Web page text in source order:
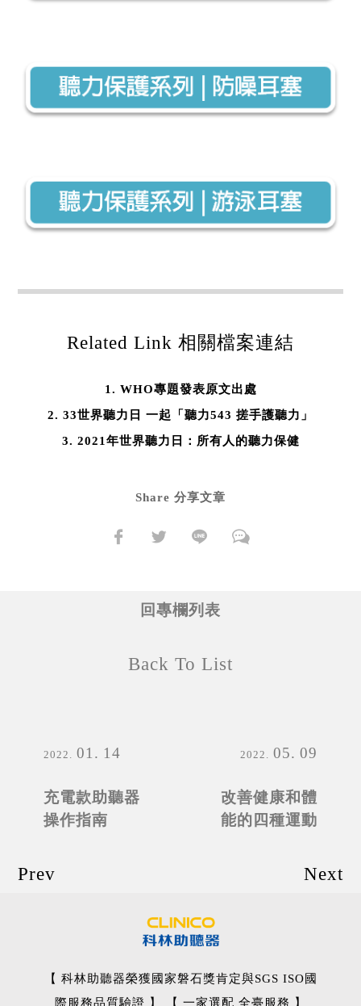
Related Link 相關檔案連結
WHO專題發表原文出處
33世界聽力日 一起「聽力543 搓手護聽力」
2021年世界聽力日：所有人的聽力保健
Share 分享文章
2022 01 14
充電款助聽器
操作指南
Prev
回專欄列表
Back To List
2022 05 09
改善健康和體
能的四種運動
Next
【 科林助聽器榮獲國家磐石獎肯定與SGS ISO國
際服務品質驗證 】 【 一家選配 全臺服務 】